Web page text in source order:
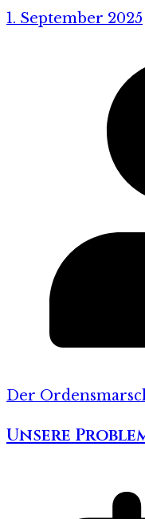
1. September 2025
Der
Unsere